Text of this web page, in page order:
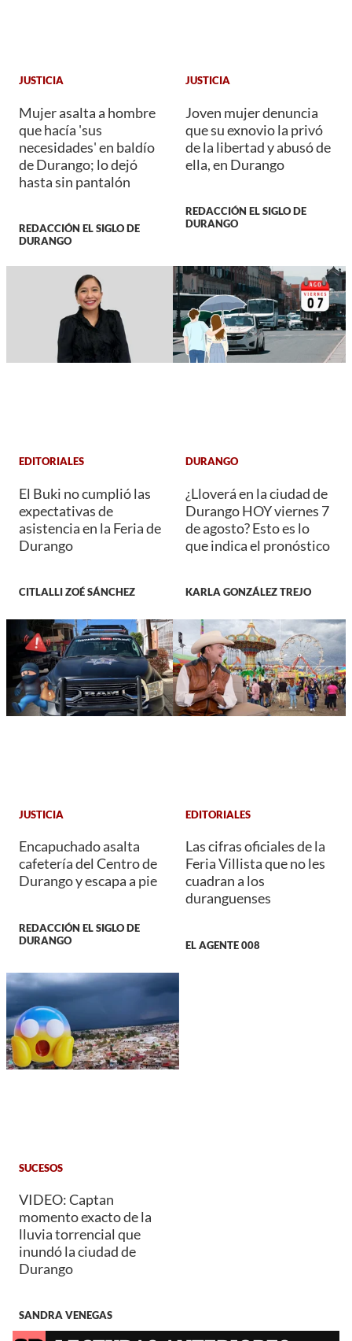
JUSTICIA
Mujer asalta a hombre
que hacía 'sus
necesidades' en baldío
de Durango; lo dejó
hasta sin pantalón
REDACCIÓN EL SIGLO DE
DURANGO
JUSTICIA
Joven mujer denuncia
que su exnovio la privó
de la libertad y abusó de
ella, en Durango
REDACCIÓN EL SIGLO DE
DURANGO
EDITORIALES
El Buki no cumplió las
expectativas de
asistencia en la Feria de
Durango
CITLALLI ZOÉ SÁNCHEZ
DURANGO
¿Lloverá en la ciudad de
Durango HOY viernes 7
de agosto? Esto es lo
que indica el pronóstico
KARLA GONZÁLEZ TREJO
JUSTICIA
Encapuchado asalta
cafetería del Centro de
Durango y escapa a pie
REDACCIÓN EL SIGLO DE
DURANGO
EDITORIALES
Las cifras oficiales de la
Feria Villista que no les
cuadran a los
duranguenses
EL AGENTE 008
SUCESOS
VIDEO: Captan
momento exacto de la
lluvia torrencial que
inundó la ciudad de
Durango
SANDRA VENEGAS